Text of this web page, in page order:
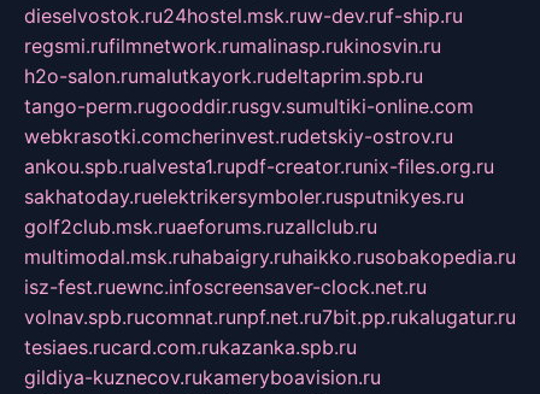
dieselvostok.ru24hostel.msk.ruw-dev.ruf-ship.ru
regsmi.rufilmnetwork.rumalinasp.rukinosvin.ru
h2o-salon.rumalutkayork.rudeltaprim.spb.ru
tango-perm.rugooddir.rusgv.sumultiki-online.com
webkrasotki.comcherinvest.rudetskiy-ostrov.ru
ankou.spb.rualvesta1.rupdf-creator.runix-files.org.ru
sakhatoday.ruelektrikersymboler.rusputnikyes.ru
golf2club.msk.ruaeforums.ruzallclub.ru
multimodal.msk.ruhabaigry.ruhaikko.rusobakopedia.ru
isz-fest.ruewnc.infoscreensaver-clock.net.ru
volnav.spb.rucomnat.runpf.net.ru7bit.pp.rukalugatur.ru
tesiaes.rucard.com.rukazanka.spb.ru
gildiya-kuznecov.rukameryboavision.ru